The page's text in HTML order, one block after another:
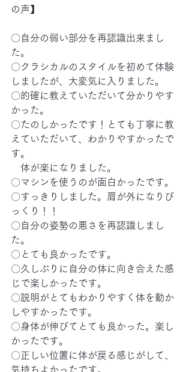
の声】
〇自分の弱い部分を再認識出来まし
た。
〇クラシカルのスタイルを初めて体験
しましたが、大変気に入りました。
〇的確に教えていただいて分かりやす
かった。
〇たのしかったです！とても丁寧に教
えていただいて、わかりやすかったで
す。
体が楽になりました。
〇マシンを使うのが面白かったです。
〇すっきりしました。肩が外になりび
っくり！！
〇自分の姿勢の悪さを再認識しまし
た。
〇とても良かったです。
〇久しぶりに自分の体に向き合えた感
じで楽しかったです。
〇説明がとてもわかりやすく体を動か
しやすかったです。
〇身体が伸びてとても良かった。楽し
かったです。
〇正しい位置に体が戻る感じがして、
気持ちよかったです。